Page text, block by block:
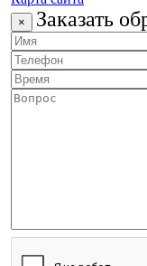
× Заказать